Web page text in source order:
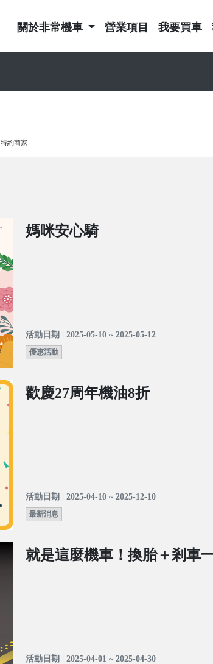
關於非常機車 營業項目 我要買車
特約商家
媽咪安心騎
活動日期 | 2025-05-10 ~ 2025-05-12
優惠活動
歡慶27周年機油8折
活動日期 | 2025-04-10 ~ 2025-12-10
最新消息
就是這麼機車！換胎＋剎車
活動日期 | 2025-04-01 ~ 2025-04-30